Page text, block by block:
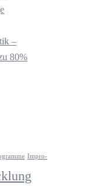
–
80%
Impro-